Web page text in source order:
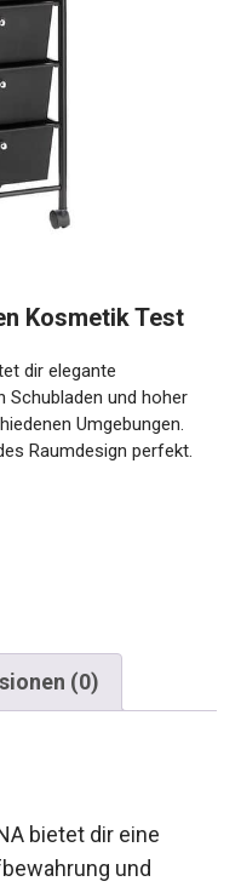
Kosmetik Test
dir elegante
und hoher
Umgebungen.
Raumdesign perfekt.
(0)
bietet dir eine
und